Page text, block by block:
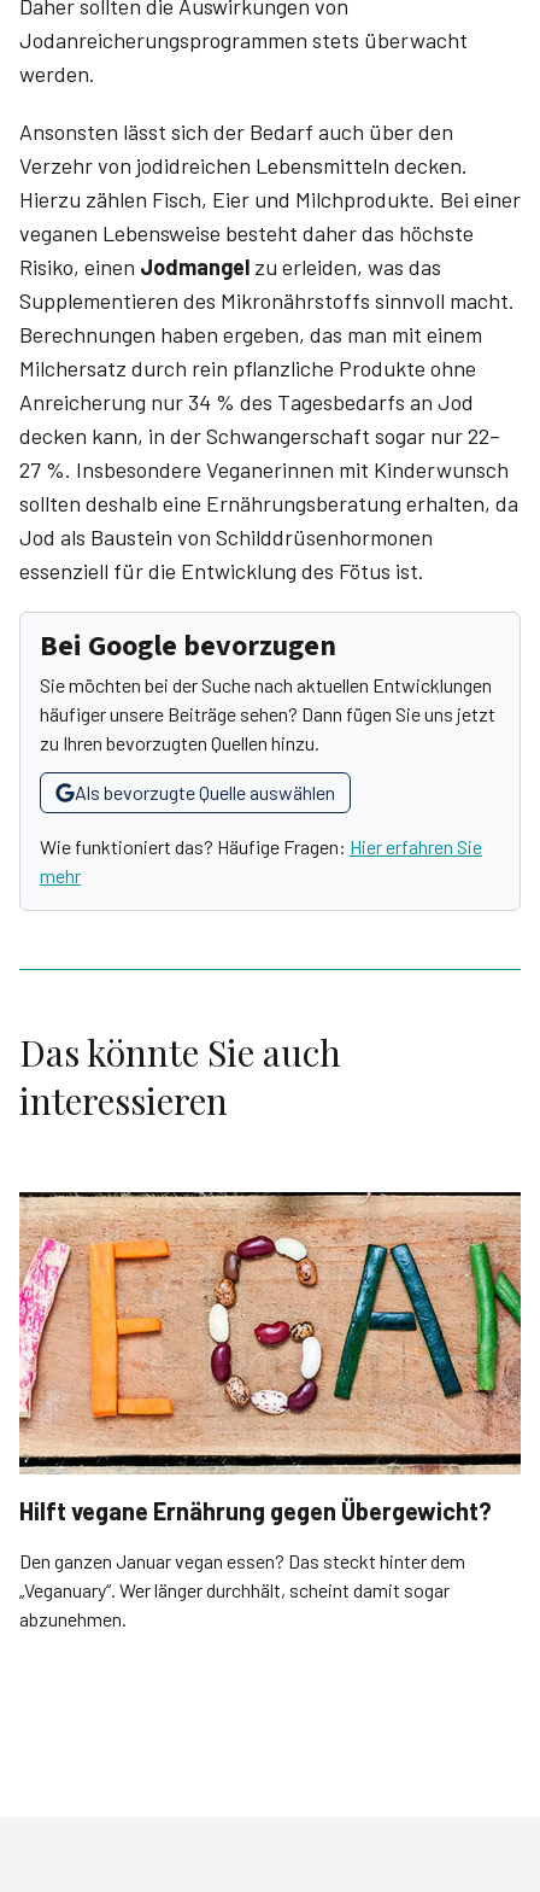
Daher sollten die Auswirkungen von
Jodanreicherungsprogrammen stets überwacht
werden.
Ansonsten lässt sich der Bedarf auch über den
Verzehr von jodidreichen Lebensmitteln decken.
Hierzu zählen Fisch, Eier und Milchprodukte. Bei einer
veganen Lebensweise besteht daher das höchste
Risiko, einen Jodmangel zu erleiden, was das
Supplementieren des Mikronährstoffs sinnvoll macht.
Berechnungen haben ergeben, das man mit einem
Milchersatz durch rein pflanzliche Produkte ohne
Anreicherung nur 34 % des Tagesbedarfs an Jod
decken kann, in der Schwangerschaft sogar nur 22–
27 %. Insbesondere Veganerinnen mit Kinderwunsch
sollten deshalb eine Ernährungsberatung erhalten, da
Jod als Baustein von Schilddrüsenhormonen
essenziell für die Entwicklung des Fötus ist.
Bei Google bevorzugen
Sie möchten bei der Suche nach aktuellen Entwicklungen
häufiger unsere Beiträge sehen? Dann fügen Sie uns jetzt
zu Ihren bevorzugten Quellen hinzu.
Als bevorzugte Quelle auswählen
Wie funktioniert das? Häufige Fragen: Hier erfahren Sie
mehr
Das könnte Sie auch
interessieren
Hilft vegane Ernährung gegen Übergewicht?
Den ganzen Januar vegan essen? Das steckt hinter dem
„Veganuary“. Wer länger durchhält, scheint damit sogar
abzunehmen.